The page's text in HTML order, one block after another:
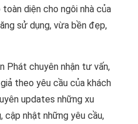
diện cho ngôi nhà của
sử dụng, vừa bền đẹp,
Phát chuyên nhận tư vấn,
theo yêu cầu của khách
updates những xu
nhật những yêu cầu,